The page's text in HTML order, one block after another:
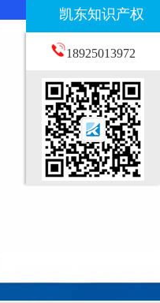
凯东知识产权
18925013972